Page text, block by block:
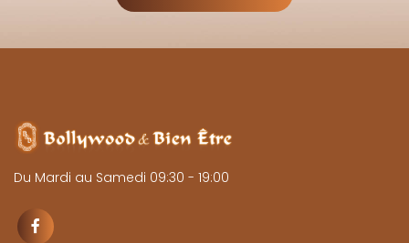
Du Mardi au Samedi 09:30 - 19:00